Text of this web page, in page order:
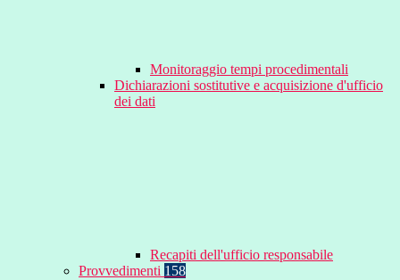
Monitoraggio tempi procedimentali
Dichiarazioni sostitutive e acquisizione d'ufficio
dei dati
Recapiti dell'ufficio responsabile
Provvedimenti 158